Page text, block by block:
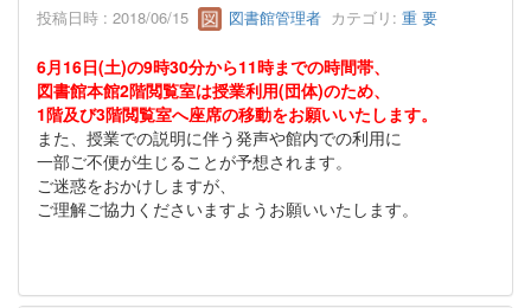
投稿日時 : 2018/06/15 図書館管理者 カテゴリ: 重 要
6月16日(土)の9時30分から11時までの時間帯、
図書館本館2階閲覧室は授業利用(団体)のため、
1階及び3階閲覧室へ座席の移動をお願いいたします。
また、授業での説明に伴う発声や館内での利用に
一部ご不便が生じることが予想されます。
ご迷惑をおかけしますが、
ご理解ご協力くださいますようお願いいたします。